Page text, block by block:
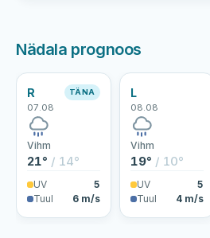
Nädala prognoos
R
07.08
TÄNA
Vihm
21° / 14°
UV
5
Tuul
6 m/s
L
08.08
Vihm
19° / 10°
UV
5
Tuul
4 m/s